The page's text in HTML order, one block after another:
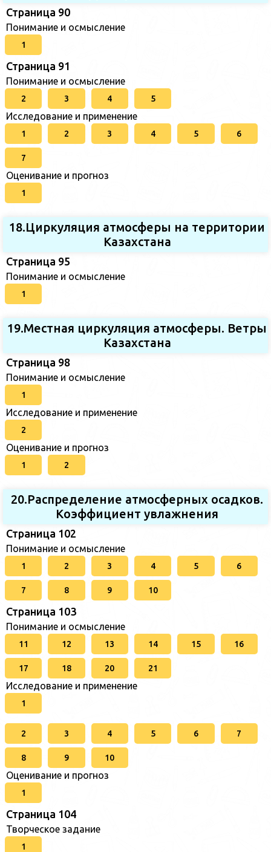
Страница 90
Понимание и осмысление
1
Страница 91
Понимание и осмысление
2 3 4 5
Исследование и применение
1 2 3 4 5 6
7
Оценивание и прогноз
1
18.Циркуляция атмосферы на территории
Казахстана
Страница 95
Понимание и осмысление
1
19.Местная циркуляция атмосферы. Ветры
Казахстана
Страница 98
Понимание и осмысление
1
Исследование и применение
2
Оценивание и прогноз
1 2
20.Распределение атмосферных осадков.
Коэффициент увлажнения
Страница 102
Понимание и осмысление
1 2 3 4 5 6
7 8 9 10
Страница 103
Понимание и осмысление
11 12 13 14 15 16
17 18 20 21
Исследование и применение
1
2 3 4 5 6 7
8 9 10
Оценивание и прогноз
1
Страница 104
Творческое задание
1